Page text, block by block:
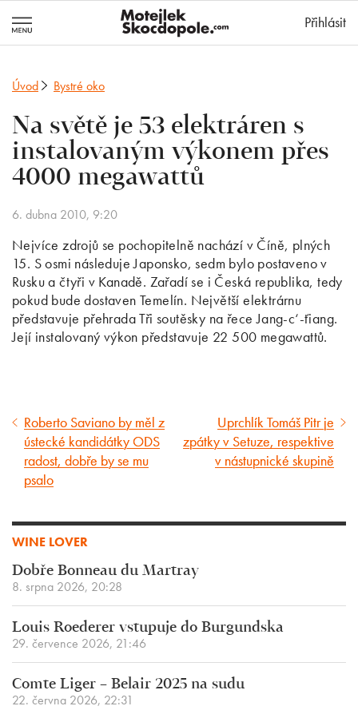
Přihlásit
Úvod Bystré oko
Na světě je 53 elektráren s
instalovaným výkonem přes
4000 megawattů
6. dubna 2010, 9:20
Nejvíce zdrojů se pochopitelně nachází v Číně, plných
15. S osmi následuje Japonsko, sedm bylo postaveno v
Rusku a čtyři v Kanadě. Zařadí se i Česká republika, tedy
pokud bude dostaven Temelín. Největší elektrárnu
představuje přehrada Tři soutěsky na řece Jang-c‘-ťiang.
Její instalovaný výkon představuje 22 500 megawattů.
Předcházející
článek
Roberto Saviano by měl z
ústecké kandidátky ODS
radost, dobře by se mu
psalo
Následující
článek
Uprchlík Tomáš Pitr je
zpátky v Setuze, respektive
v nástupnické skupině
WINE LOVER
Dobře Bonneau du Martray
8. srpna 2026, 20:28
Louis Roederer vstupuje do Burgundska
29. července 2026, 21:46
Comte Liger – Belair 2025 na sudu
22. června 2026, 22:31